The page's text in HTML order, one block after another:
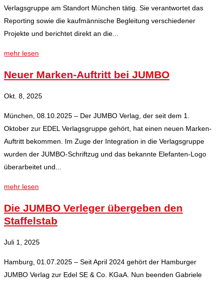
Verlagsgruppe am Standort München tätig. Sie verantwortet das
Reporting sowie die kaufmännische Begleitung verschiedener
Projekte und berichtet direkt an die...
mehr lesen
Neuer Marken-Auftritt bei JUMBO
Okt. 8, 2025
München, 08.10.2025 – Der JUMBO Verlag, der seit dem 1.
Oktober zur EDEL Verlagsgruppe gehört, hat einen neuen Marken-
Auftritt bekommen. Im Zuge der Integration in die Verlagsgruppe
wurden der JUMBO-Schriftzug und das bekannte Elefanten-Logo
überarbeitet und...
mehr lesen
Die JUMBO Verleger übergeben den
Staffelstab
Juli 1, 2025
Hamburg, 01.07.2025 – Seit April 2024 gehört der Hamburger
JUMBO Verlag zur Edel SE & Co. KGaA. Nun beenden Gabriele